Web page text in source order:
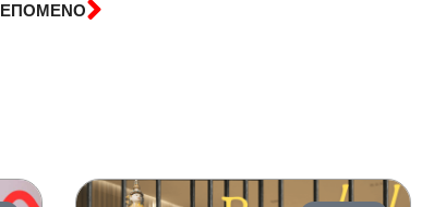
ΕΠΟΜΕΝΟNext